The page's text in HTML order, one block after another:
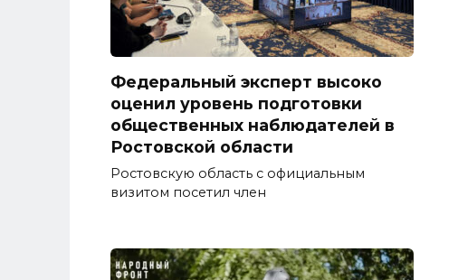
Федеральный эксперт высоко
оценил уровень подготовки
общественных наблюдателей в
Ростовской области
Ростовскую область с официальным
визитом посетил член